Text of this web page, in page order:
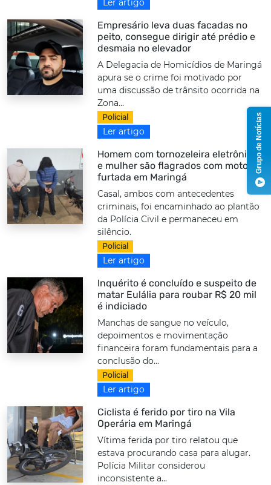
Empresário leva duas facadas no
peito, consegue dirigir até prédio e
desmaia no elevador
A Delegacia de Homicídios de Maringá
apura se o crime foi motivado por
uma discussão de trânsito ocorrida na
Zona...
Policial
Ler artigo
Homem com tornozeleira eletrônica
e mulher são flagrados com moto
furtada em Maringá
Casal, ambos com antecedentes
criminais, foi encaminhado ao plantão
da Polícia Civil e permaneceu em
silêncio.
Policial
Ler artigo
Inquérito é concluído e suspeito de
matar Eulália para roubar R$ 20 mil
é indiciado
Manchas de sangue no veículo,
depoimentos e movimentação
financeira foram fundamentais para a
conclusão do...
Policial
Ler artigo
Ciclista é ferido por tiro na Vila
Operária em Maringá
Vítima ferida por tiro relatou que
estava procurando casa para alugar.
Polícia Militar considerou
inconsistente a...
Grupo de Notícias